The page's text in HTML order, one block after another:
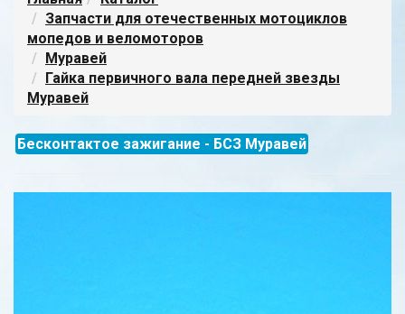
Запчасти для отечественных мотоциклов
мопедов и веломоторов
Муравей
Гайка первичного вала передней звезды
Муравей
Бесконтактое зажигание - БСЗ Муравей